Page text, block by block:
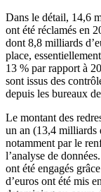
Dans le détail, 14,6
ont été réclamés en
dont 8,8 milliards
place,
13 % par rapport à
sont issus des
depuis les bureaux
Le montant des
un an (13,4 milliards
notamment par le
l’analyse de
ont été engagés
d’euros ont été mis